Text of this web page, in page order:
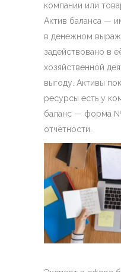
компании или
Актив баланса —
в денежном
задействовано в
хозяйственной
выгоду. Активы
ресурсы есть у
баланс — форма
отчётности.